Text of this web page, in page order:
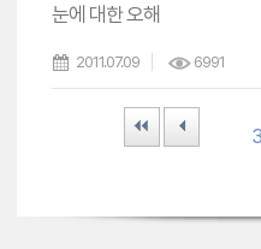
눈에 대한 오해
2011.07.09 6991
Prev 3